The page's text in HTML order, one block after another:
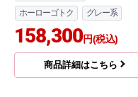
ホーローゴトク
グレー系
158,300円(税込)
商品詳細はこちら